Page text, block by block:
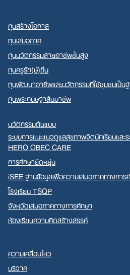
ทุนสร้างโอกาส
ทุนเสมอภาค
ทุนนวัตกรรมสายอาชีพชั้นสูง
ทุนครูรัก(ษ์)ถิ่น
ทุนพัฒนาอาชีพและนวัตกรรมที่ใช้ชุมชนเป็น
ทุนพระกนิษฐาสัมมาชีพ
นวัตกรรมต้นแบบ
ระบบการแนะแนวดูแลสุขภาพจิตนักเรียนและ
HERO OBEC CARE
การศึกษายืดหยุ่น
iSEE ฐานข้อมูลเพื่อความเสมอภาคทางการ
โรงเรียน TSQP
จังหวัดเสมอภาคทางการศึกษา
ห้องเรียนความคิดสร้างสรรค์
ความเคลื่อนไหว
บริจาค